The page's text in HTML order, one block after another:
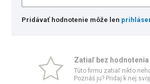
Pridávať hodnotenie môže len
Zatiaľ bez hodnotenia
Túto firmu zatiaľ nikto
Poznáš ju? Pridaj k nej